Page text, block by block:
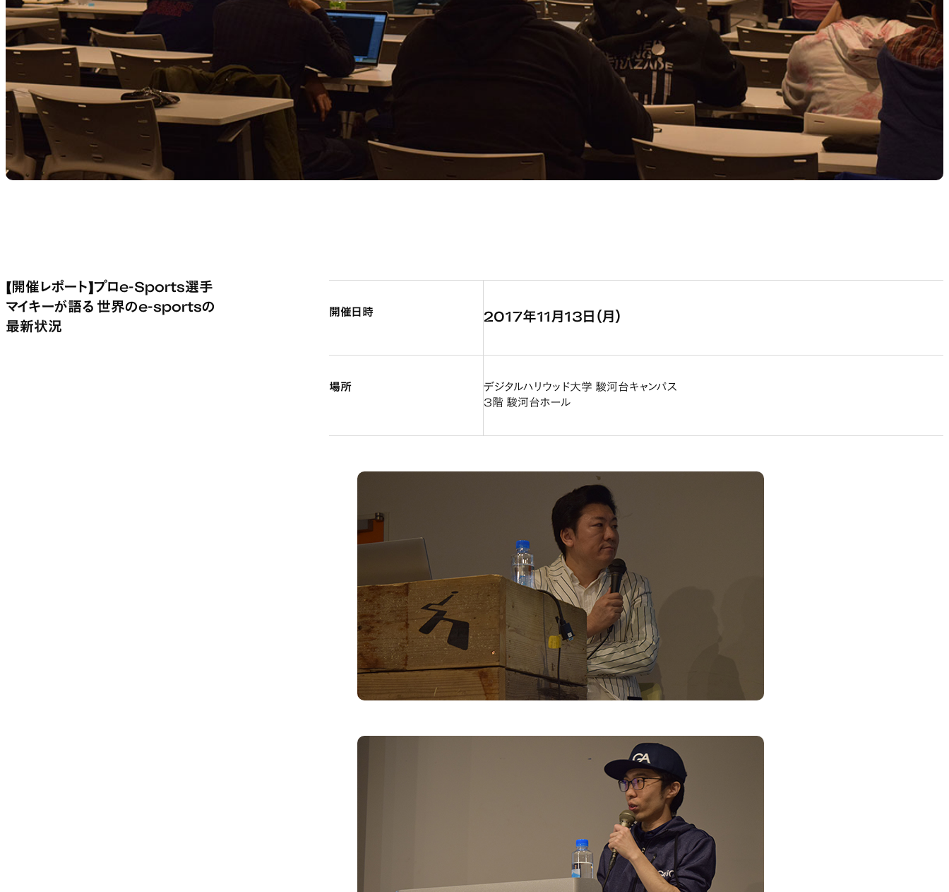
【開催レポート】プロe-Sports選手
マイキーが語る 世界のe-sportsの
最新状況
開催日時 2017年11月13日（月）
場所
デジタルハリウッド大学 駿河台キャンパス
3階 駿河台ホール